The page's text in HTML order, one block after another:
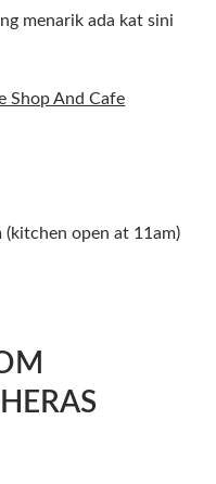
menarik ada kat sini
Shop And Cafe
(kitchen open at 11am)